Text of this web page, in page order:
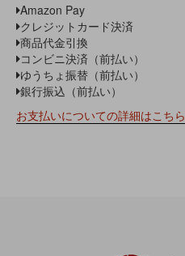
Amazon Pay
クレジットカード決済
商品代金引換
コンビニ決済（前払い）
ゆうちょ振替（前払い）
銀行振込（前払い）
お支払いについての詳細はこちら